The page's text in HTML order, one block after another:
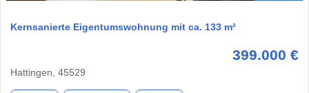
Kernsanierte Eigentumswohnung mit ca. 133 m²
399.000 €
Hattingen, 45529